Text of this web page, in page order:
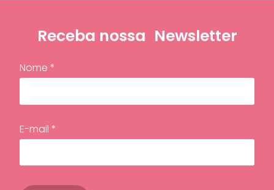
Receba nossa Newsletter
Nome *
E-mail *